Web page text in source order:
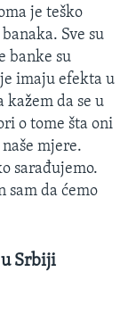
je teško
Sve su
banke su
imaju efekta u
da se u
o tome šta oni
mjere.
sarađujemo.
sam da ćemo
Srbiji